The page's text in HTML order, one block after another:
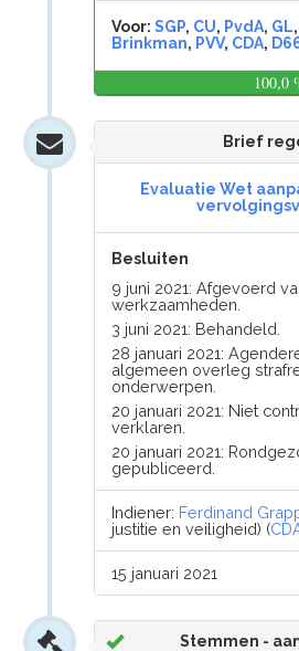
Voor: SGP, CU, PvdA, GL,
Brinkman, PVV, CDA,
100,0
Brief
Evaluatie Wet
Besluiten
9 juni 2021: Afgevoerd
werkzaamheden.
3 juni 2021: Behandeld.
28 januari 2021:
algemeen overleg
onderwerpen.
20 januari 2021: Niet
verklaren.
20 januari 2021:
gepubliceerd.
Indiener: Ferdinand
justitie en veiligheid) (
15 januari 2021
Stemmen -